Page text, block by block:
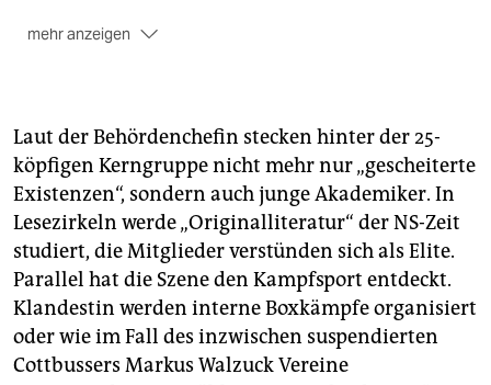
mehr anzeigen
Autonome - auch hier einRückgangvon 50 Personen.
"Die Szene hat klare Nachwuchsprobleme", so
Innenminister Woidke.
Laut der Behördenchefin stecken hinter der 25-
köpfigen Kerngruppe nicht mehr nur „gescheiterte
Existenzen“, sondern auch junge Akademiker. In
Lesezirkeln werde „Originalliteratur“ der NS-Zeit
studiert, die Mitglieder verstünden sich als Elite.
Parallel hat die Szene den Kampfsport entdeckt.
Klandestin werden interne Boxkämpfe organisiert
oder wie im Fall des inzwischen suspendierten
Cottbussers Markus Walzuck Vereine